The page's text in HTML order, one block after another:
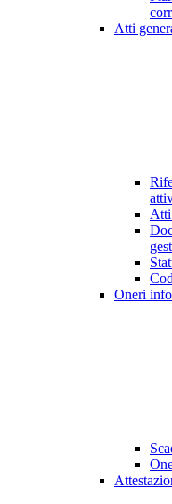
Atti
Atti
Oneri